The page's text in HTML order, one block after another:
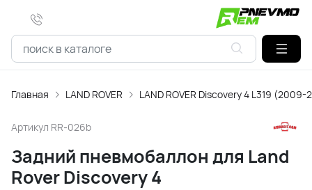
Главная LAND ROVER LAND ROVER Discovery 4 L319 (2009-
Артикул RR-026b
Задний пневмобаллон для Land
Rover Discovery 4